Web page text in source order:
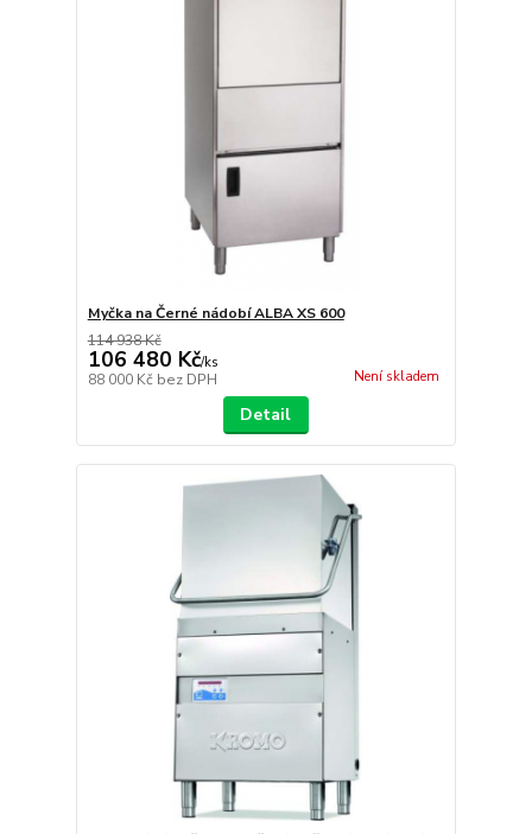
Myčka na Černé nádobí ALBA XS 600
114 938 Kč
106 480 Kč/ks
88 000 Kč bez DPH Není skladem
Detail